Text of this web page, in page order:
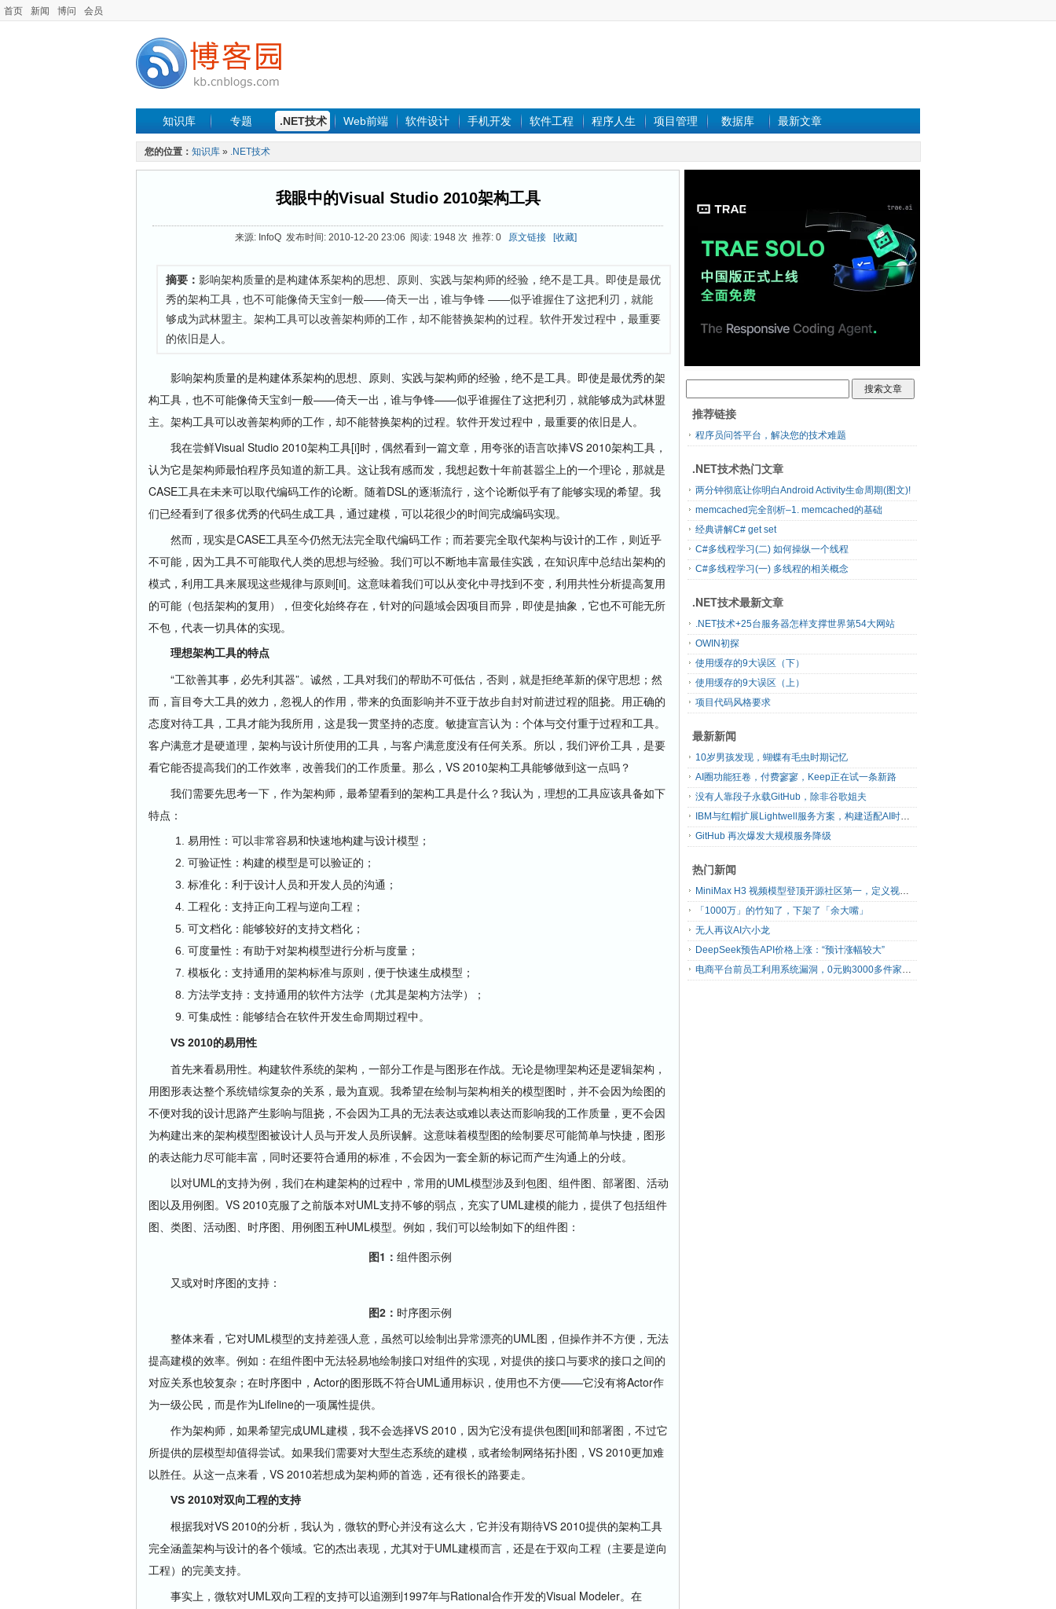
首页 新闻 博问 会员
知识库 专题 .NET技术 Web前端 软件设计 手机开发 软件工程 程序人生 项目管理 数据库 最新文章
您的位置： 知识库 » .NET技术
我眼中的Visual Studio 2010架构工具
来源: InfoQ 发布时间: 2010-12-20 23:06 阅读: 1948 次 推荐: 0 原文链接 [收藏]
摘要： 影响架构质量的是构建体系架构的思想、原则、实践与架构师的经验，绝不是工具。即使是最优
秀的架构工具，也不可能像倚天宝剑一般——倚天一出，谁与争锋 ——似乎谁握住了这把利刃，就能
够成为武林盟主。架构工具可以改善架构师的工作，却不能替换架构的过程。软件开发过程中，最重要
的依旧是人。
影响架构质量的是构建体系架构的思想、原则、实践与架构师的经验，绝不是工具。即使是最优秀的架
构工具，也不可能像倚天宝剑一般——倚天一出，谁与争锋——似乎谁握住了这把利刃，就能够成为武林盟
主。架构工具可以改善架构师的工作，却不能替换架构的过程。软件开发过程中，最重要的依旧是人。
我在尝鲜Visual Studio 2010架构工具[i]时，偶然看到一篇文章，用夸张的语言吹捧VS 2010架构工具，
认为它是架构师最怕程序员知道的新工具。这让我有感而发，我想起数十年前甚嚣尘上的一个理论，那就是
CASE工具在未来可以取代编码工作的论断。随着DSL的逐渐流行，这个论断似乎有了能够实现的希望。我
们已经看到了很多优秀的代码生成工具，通过建模，可以花很少的时间完成编码实现。
然而，现实是CASE工具至今仍然无法完全取代编码工作；而若要完全取代架构与设计的工作，则近乎
不可能，因为工具不可能取代人类的思想与经验。我们可以不断地丰富最佳实践，在知识库中总结出架构的
模式，利用工具来展现这些规律与原则[ii]。这意味着我们可以从变化中寻找到不变，利用共性分析提高复用
的可能（包括架构的复用），但变化始终存在，针对的问题域会因项目而异，即使是抽象，它也不可能无所
不包，代表一切具体的实现。
理想架构工具的特点
“工欲善其事，必先利其器”。诚然，工具对我们的帮助不可低估，否则，就是拒绝革新的保守思想；然
而，盲目夸大工具的效力，忽视人的作用，带来的负面影响并不亚于故步自封对前进过程的阻挠。用正确的
态度对待工具，工具才能为我所用，这是我一贯坚持的态度。敏捷宣言认为：个体与交付重于过程和工具。
客户满意才是硬道理，架构与设计所使用的工具，与客户满意度没有任何关系。所以，我们评价工具，是要
看它能否提高我们的工作效率，改善我们的工作质量。那么，VS 2010架构工具能够做到这一点吗？
我们需要先思考一下，作为架构师，最希望看到的架构工具是什么？我认为，理想的工具应该具备如下
特点：
易用性：可以非常容易和快速地构建与设计模型；
可验证性：构建的模型是可以验证的；
标准化：利于设计人员和开发人员的沟通；
工程化：支持正向工程与逆向工程；
可文档化：能够较好的支持文档化；
可度量性：有助于对架构模型进行分析与度量；
模板化：支持通用的架构标准与原则，便于快速生成模型；
方法学支持：支持通用的软件方法学（尤其是架构方法学）；
可集成性：能够结合在软件开发生命周期过程中。
VS 2010的易用性
首先来看易用性。构建软件系统的架构，一部分工作是与图形在作战。无论是物理架构还是逻辑架构，
用图形表达整个系统错综复杂的关系，最为直观。我希望在绘制与架构相关的模型图时，并不会因为绘图的
不便对我的设计思路产生影响与阻挠，不会因为工具的无法表达或难以表达而影响我的工作质量，更不会因
为构建出来的架构模型图被设计人员与开发人员所误解。这意味着模型图的绘制要尽可能简单与快捷，图形
的表达能力尽可能丰富，同时还要符合通用的标准，不会因为一套全新的标记而产生沟通上的分歧。
以对UML的支持为例，我们在构建架构的过程中，常用的UML模型涉及到包图、组件图、部署图、活动
图以及用例图。VS 2010克服了之前版本对UML支持不够的弱点，充实了UML建模的能力，提供了包括组件
图、类图、活动图、时序图、用例图五种UML模型。例如，我们可以绘制如下的组件图：
图1： 组件图示例
又或对时序图的支持：
图2： 时序图示例
整体来看，它对UML模型的支持差强人意，虽然可以绘制出异常漂亮的UML图，但操作并不方便，无法
提高建模的效率。例如：在组件图中无法轻易地绘制接口对组件的实现，对提供的接口与要求的接口之间的
对应关系也较复杂；在时序图中，Actor的图形既不符合UML通用标识，使用也不方便——它没有将Actor作
为一级公民，而是作为Lifeline的一项属性提供。
作为架构师，如果希望完成UML建模，我不会选择VS 2010，因为它没有提供包图[iii]和部署图，不过它
所提供的层模型却值得尝试。如果我们需要对大型生态系统的建模，或者绘制网络拓扑图，VS 2010更加难
以胜任。从这一点来看，VS 2010若想成为架构师的首选，还有很长的路要走。
VS 2010对双向工程的支持
根据我对VS 2010的分析，我认为，微软的野心并没有这么大，它并没有期待VS 2010提供的架构工具
完全涵盖架构与设计的各个领域。它的杰出表现，尤其对于UML建模而言，还是在于双向工程（主要是逆向
工程）的完美支持。
事实上，微软对UML双向工程的支持可以追溯到1997年与Rational合作开发的Visual Modeler。在
推荐链接
程序员问答平台，解决您的技术难题
.NET技术热门文章
两分钟彻底让你明白Android Activity生命周期(图文)!
memcached完全剖析–1. memcached的基础
经典讲解C# get set
C#多线程学习(二) 如何操纵一个线程
C#多线程学习(一) 多线程的相关概念
.NET技术最新文章
.NET技术+25台服务器怎样支撑世界第54大网站
OWIN初探
使用缓存的9大误区（下）
使用缓存的9大误区（上）
项目代码风格要求
最新新闻
10岁男孩发现，蝴蝶有毛虫时期记忆
AI圈功能狂卷，付费寥寥，Keep正在试一条新路
没有人靠段子永载GitHub，除非谷歌姐夫
IBM与红帽扩展Lightwell服务方案，构建适配AI时代开源生态的可信基础设施
GitHub 再次爆发大规模服务降级
热门新闻
MiniMax H3 视频模型登顶开源社区第一，定义视频模型领域“斩杀线”
「1000万」的竹知了，下架了「余大嘴」
无人再议AI六小龙
DeepSeek预告API价格上涨：“预计涨幅较大”
电商平台前员工利用系统漏洞，0元购3000多件家电！